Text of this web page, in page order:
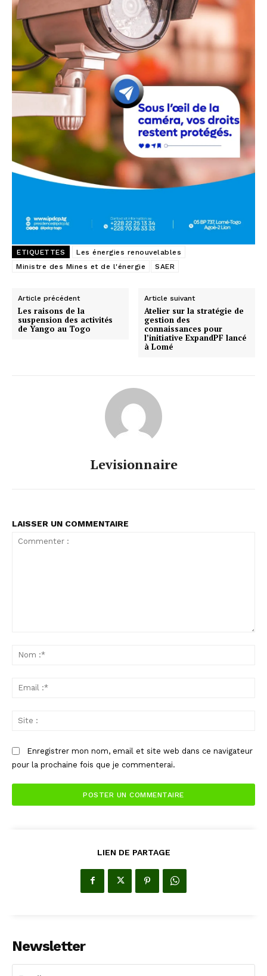
ETIQUETTES
Les énergies renouvelables
Ministre des Mines et de l'énergie
SAER
Article précédent
Les raisons de la
suspension des activités
de Yango au Togo
Article suivant
Atelier sur la stratégie de
gestion des
connaissances pour
l’initiative ExpandPF lancé
à Lomé
Levisionnaire
LAISSER UN COMMENTAIRE
Enregistrer mon nom, email et site web dans ce navigateur
pour la prochaine fois que je commenterai.
LIEN DE PARTAGE
Newsletter